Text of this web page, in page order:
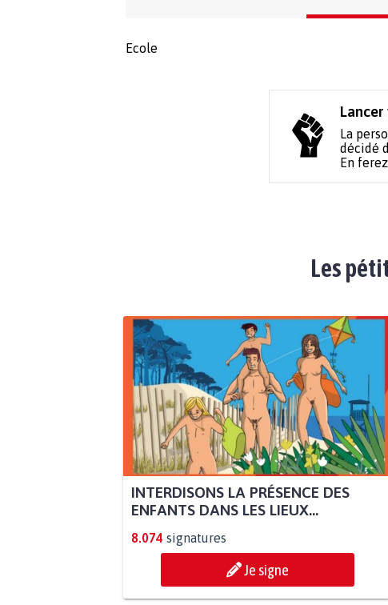
Ecole
La
décidé
En
Les
INTERDISONS LA PRÉSENCE DES
ENFANTS DANS LES LIEUX...
8.074 signatures
Je signe